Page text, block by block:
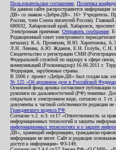
Пользовательское соглашение Политика
На данном сайте распространяется информация
ДВ» со знаком «Дебри-ДВ». 16+ Учредитель:
России, член Союза писателей России).
680032, Хабаровский край, Хабаровск,
Электронная приемная: Отправить сообщение .
Редакционный совет электронного
началах): К.А. Пронякин, И.Ю. Харитонова,
Л.Н. Левина, А.Ю. Жданов, Е.Н. Голубь, С.Н.
Свидетельство о регистрации СМИ
Федеральной службой по надзору в сфере
коммуникаций (Роскомнадзор) 16.06.2011 г.
Федерация, зарубежные страны.
В 2006 г. проект «Дебри-ДВ» был создан как
№ 125 «Об архивном деле в Российской
Основной фонд архива составляют публикации
рукописи по дальневосточной (РФ) тематике.
открытым в электронном виде, согласно п. 1
документы к частной собственности редакции
Гражданского кодекса РФ
Согласно ч.2. п.3. ст.17 «Ответственность за
информационных технологий и защиты
информационных технологиях и о защите
ДВ», хранящий информацию, гражданско-
информации не несет. Сайт и редакция
доступ к информации» ФЗ-149.